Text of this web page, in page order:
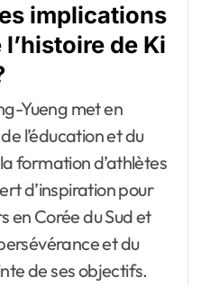
implications
de Ki
Yueng met en
l’éducation et du
formation d’athlètes
d’inspiration pour
en Corée du Sud et
et du
de ses objectifs.